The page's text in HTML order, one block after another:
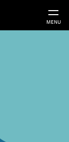
MENU